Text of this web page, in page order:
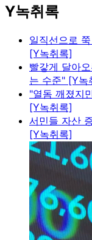
Y녹취록
일직선으로
[Y녹취록]
빨갛게 달아
는 수준" [Y녹
"열돔 깨졌지
[Y녹취록]
서민들 자산
[Y녹취록]